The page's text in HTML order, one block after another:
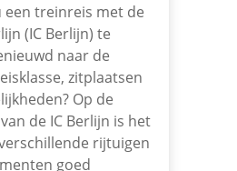
een treinreis met de
(IC Berlijn) te
naar de
zitplaatsen
Op de
de IC Berlijn is het
rijtuigen
goed